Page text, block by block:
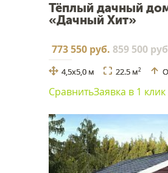
Тёплый дачный
«Дачный Хит»
773 550 руб. 859 500
4,5х5,0 м 22.5 м2
СравнитьЗаявка в 1 клик